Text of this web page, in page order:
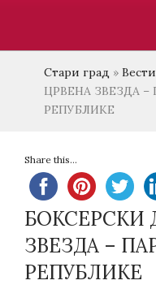
Стари град » Вести
ЦРВЕНА ЗВЕЗДА –
РЕПУБЛИКЕ
Share this...
БОКСЕРСКИ
ЗВЕЗДА –
РЕПУБЛИКЕ